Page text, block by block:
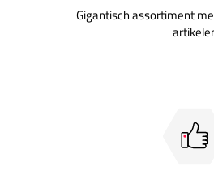
Gigantisch assortiment